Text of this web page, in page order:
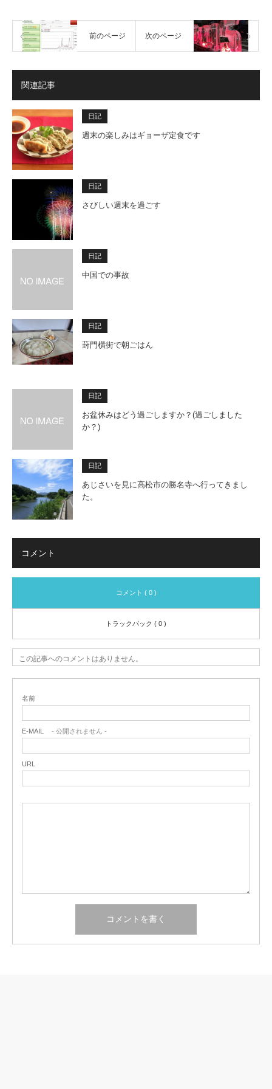
前のページ 次のページ
関連記事
日記
週末の楽しみはギョーザ定食です
日記
さびしい週末を過ごす
日記
中国での事故
日記
葑門橫街で朝ごはん
日記
お盆休みはどう過ごしますか？(過ごしました
か？)
日記
あじさいを見に高松市の勝名寺へ行ってきまし
た。
コメント
コメント ( 0 )
トラックバック ( 0 )
この記事へのコメントはありません。
名前
E-MAIL - 公開されません -
URL